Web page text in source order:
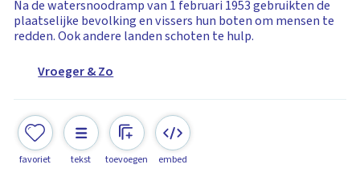
Na de watersnoodramp van 1 februari 1953 gebruikten de
plaatselijke bevolking en vissers hun boten om mensen te
redden. Ook andere landen schoten te hulp.
Vroeger & Zo
favoriet tekst toevoegen embed